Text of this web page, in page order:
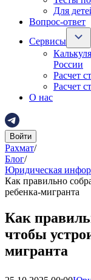
Для
Вопрос-ответ
Сервисы
России
Расчет
Расчет
О нас
Войти
Рахмат/
Блог/
Юридическая
Как правильно
ребенка-мигранта
Как
чтобы
мигранта